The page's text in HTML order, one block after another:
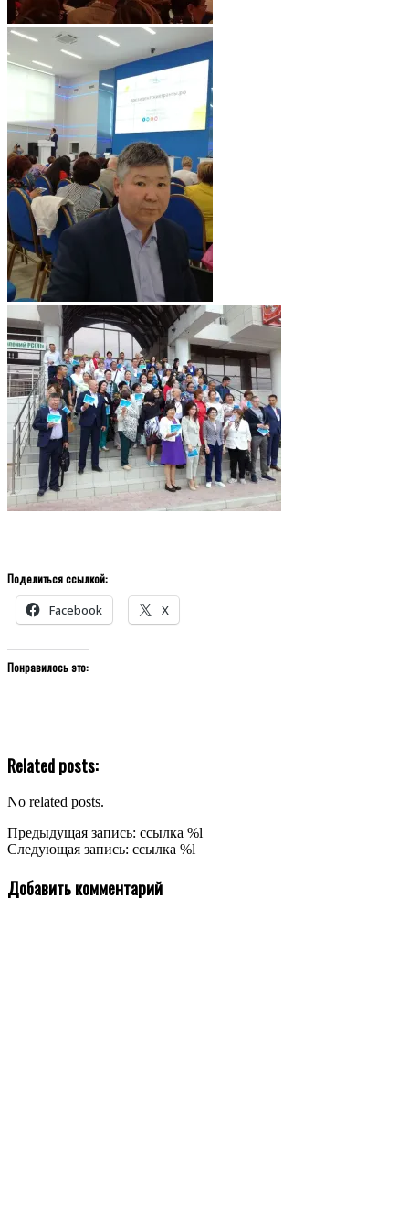
Поделиться ссылкой:
Facebook X
Понравилось это:
Related posts:
No related posts.
2019-
07-
Предыдущая запись: ссылка %l
Следующая запись: ссылка %l
Добавить комментарий